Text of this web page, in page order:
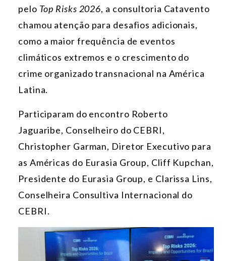
pelo Top Risks 2026, a consultoria Catavento
chamou atenção para desafios adicionais,
como a maior frequência de eventos
climáticos extremos e o crescimento do
crime organizado transnacional na América
Latina.
Participaram do encontro Roberto
Jaguaribe, Conselheiro do CEBRI,
Christopher Garman, Diretor Executivo para
as Américas do Eurasia Group, Cliff Kupchan,
Presidente do Eurasia Group, e Clarissa Lins,
Conselheira Consultiva Internacional do
CEBRI.